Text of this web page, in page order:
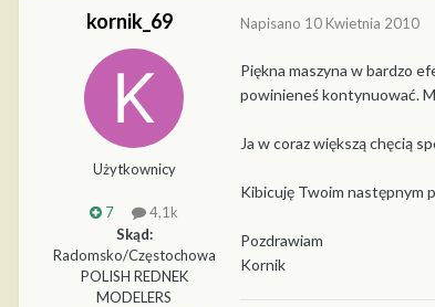
kornik_69
Użytkownicy
7
4,1k
Skąd:
Radomsko/Częstochowa
POLISH REDNEK
MODELERS
Napisano 10 Kwietnia 2010
Piękna maszyna w bardzo
powinieneś kontynuować.
Ja w coraz większą chęcią
Kibicuję Twoim następnym
Pozdrawiam
Kornik